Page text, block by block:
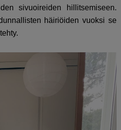
sivuoireiden hillitsemiseen.
häiriöiden vuoksi se